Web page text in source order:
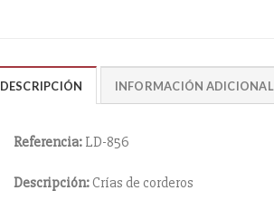
DESCRIPCIÓN INFORMACIÓN ADICIONAL
Referencia:LD-856
Descripción:Crías de corderos